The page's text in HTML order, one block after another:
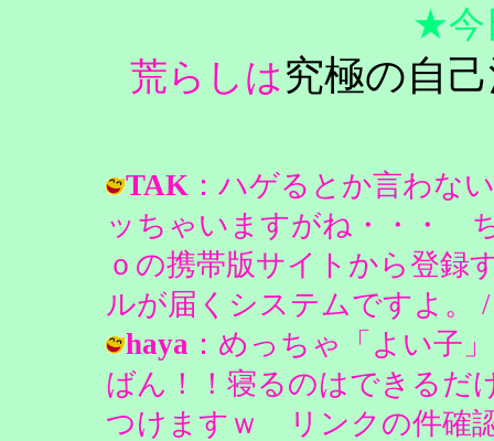
★今
荒らしは究極の自
TAK ：ハゲるとか言わな
ッちゃいますがね・・・
ｏの携帯版サイトから登録
ルが届くシステムですよ。
haya ：めっちゃ「よい子
ばん！！寝るのはできるだ
つけますｗ リンクの件確